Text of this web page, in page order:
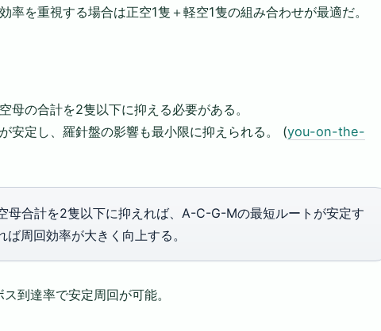
を重視する場合は正空1隻＋軽空1隻の組み合わせが最適だ。
母の合計を2隻以下に抑える必要がある。
安定し、羅針盤の影響も最小限に抑えられる。 (you-on-the-
母合計を2隻以下に抑えれば、A-C-G-Mの最短ルートが安定す
周回効率が大きく向上する。
到達率で安定周回が可能。